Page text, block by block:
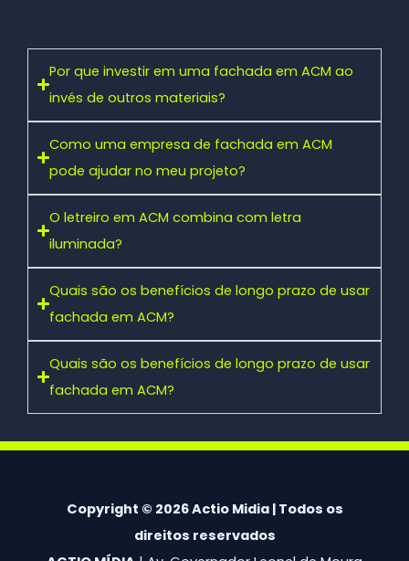
Por que investir em uma fachada em ACM ao
invés de outros materiais?
Como uma empresa de fachada em ACM
pode ajudar no meu projeto?
O letreiro em ACM combina com letra
iluminada?
Quais são os benefícios de longo prazo de usar
fachada em ACM?
Quais são os benefícios de longo prazo de usar
fachada em ACM?
Copyright © 2026 Actio Midia | Todos os
direitos reservados